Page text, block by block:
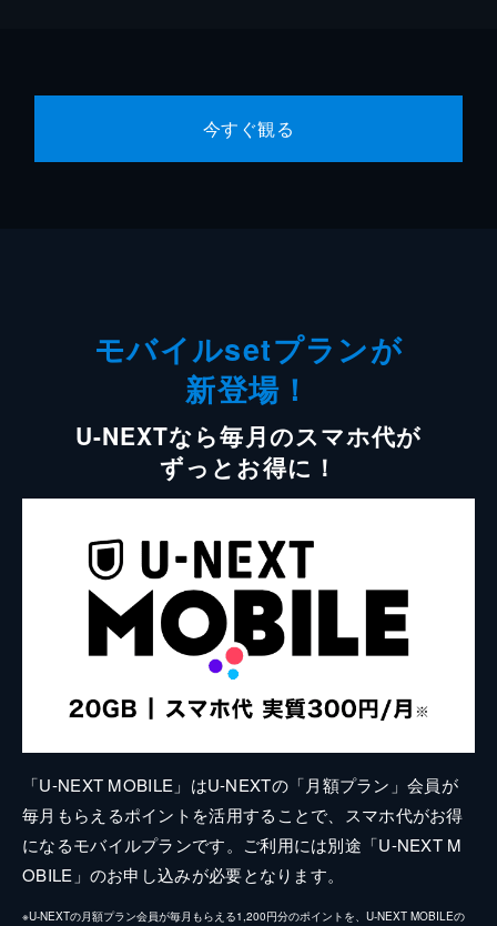
今すぐ観る
モバイルsetプランが
新登場！
U-NEXTなら毎月のスマホ代が
ずっとお得に！
「U-NEXT MOBILE」はU-NEXTの「月額プラン」会員が
毎月もらえるポイントを活用することで、スマホ代がお得
になるモバイルプランです。ご利用には別途「U-NEXT M
OBILE」のお申し込みが必要となります。
※U-NEXTの月額プラン会員が毎月もらえる1,200円分のポイントを、U-NEXT MOBILEの